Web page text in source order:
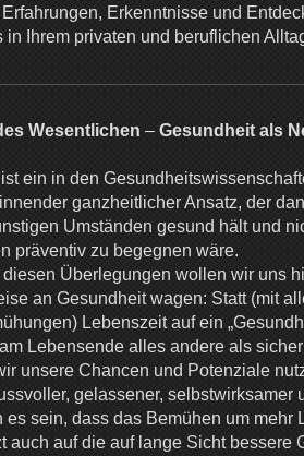
Erkenntnisse und
in Ihrem privaten und beruflichen
Wesentlichen – Gesundheit als
ein in den
ganzheitlicher Ansatz, der
Umständen gesund hält und
präventiv zu begegnen wäre.
Überlegungen wollen wir uns
an Gesundheit wagen: Statt (mit
Lebenszeit auf ein
Lebensende alles andere als
unsere Chancen und Potenziale
gelassener, selbstwirksamer
es sein, dass das Bemühen um mehr
auch auf die auf lange Sicht bessere